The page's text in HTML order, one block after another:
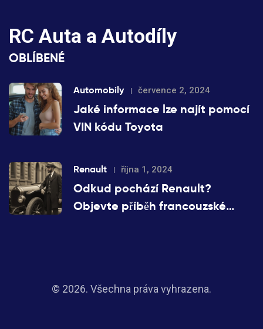
RC Auta a Autodíly
OBLÍBENÉ
Automobily července 2, 2024
Jaké informace lze najít pomocí
VIN kódu Toyota
Renault října 1, 2024
Odkud pochází Renault?
Objevte příběh francouzské
© 2026. Všechna práva vyhrazena.